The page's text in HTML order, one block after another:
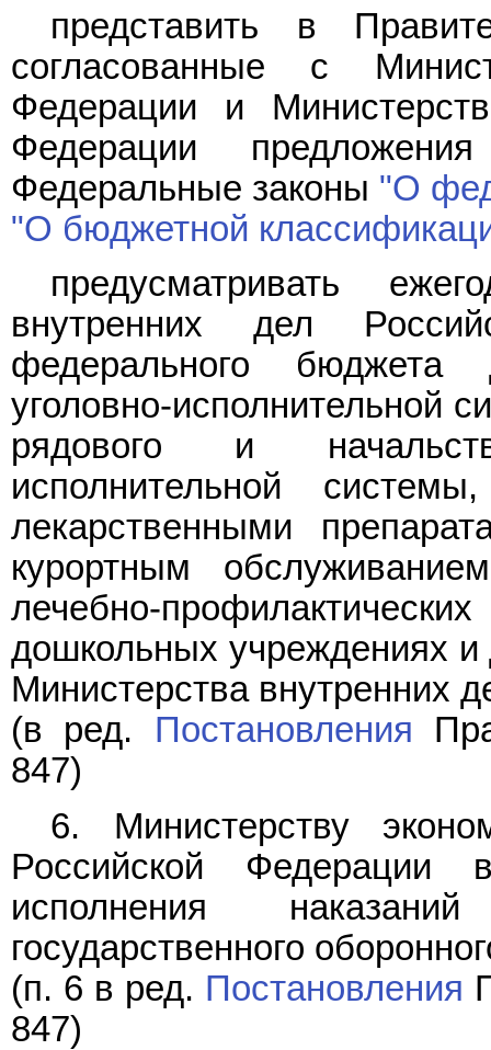
представить в
согласованные с
Федерации и
Федерации
Федеральные законы "О
"О бюджетной
предусматривать
внутренних дел
федерального бюджета
уголовно-исполнительной
рядового и
исполнительной
лекарственными
курортным
лечебно-
дошкольных учреждениях и
Министерства внутренних
(в ред. Постановления
847)
6. Министерству
Российской Федерации
исполнения
государственного
(п. 6 в ред. Постановления
847)